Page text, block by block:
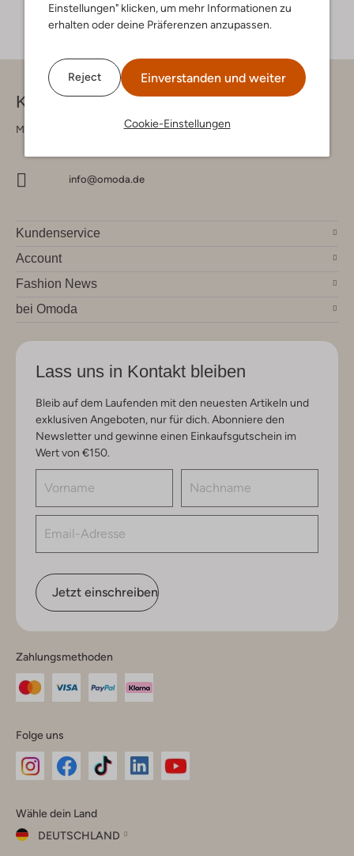
Einstellungen" klicken, um mehr Informationen zu
erhalten oder deine Präferenzen anzupassen.
Reject Einverstanden und weiter
Cookie-Einstellungen
Kontakt
Montag - Freitag 09:00 - 17:00 uur
info@omoda.de
Kundenservice
Account
Fashion News
bei Omoda
Lass uns in Kontakt bleiben
Bleib auf dem Laufenden mit den neuesten Artikeln und
exklusiven Angeboten, nur für dich. Abonniere den
Newsletter und gewinne einen Einkaufsgutschein im
Wert von €150.
Jetzt einschreiben
Zahlungsmethoden
Folge uns
Instagram
Facebook
TikTok
Wähle dein Land
DEUTSCHLAND